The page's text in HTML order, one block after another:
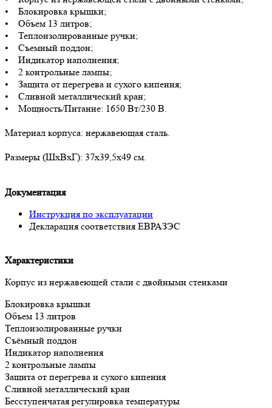
• Блокировка крышки;
• Объем 13 литров;
• Теплоизолированные ручки;
• Съемный поддон;
• Индикатор наполнения;
• 2 контрольные лампы;
• Защита от перегрева и сухого кипения;
• Сливной металлический кран;
• Мощность/Питание: 1650 Вт/230 В.
Материал корпуса: нержавеющая сталь.
Размеры (ШхВхГ): 37х39,5х49 см.
Документация
Инструкция по эксплуатации
Декларация соответствия ЕВРАЗЭС
Характеристики
Корпус из нержавеющей стали с двойными стенками
Блокировка крышки
Объем 13 литров
Теплоизолированные ручки
Съёмный поддон
Индикатор наполнения
2 контрольные лампы
Защита от перегрева и сухого кипения
Сливной металлический кран
Бесступенчатая регулировка температуры